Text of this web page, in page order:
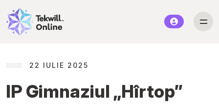
22 IULIE 2025
IP Gimnaziul „Hîrtop”